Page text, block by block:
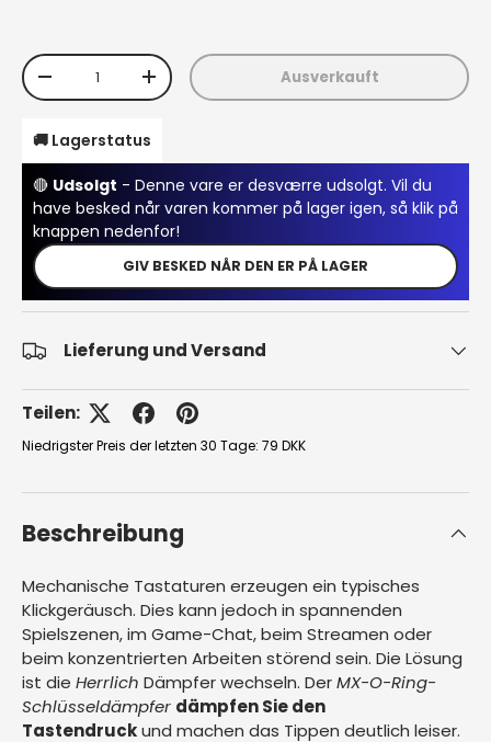
Anzahl
Menge verringernMenge erhöhen Ausverkauft
🚚 Lagerstatus
🔴 Udsolgt - Denne vare er desværre udsolgt. Vil du
have besked når varen kommer på lager igen, så klik på
knappen nedenfor!
GIV BESKED NÅR DEN ER PÅ LAGER
Lieferung und Versand
Teilen:
Niedrigster Preis der letzten 30 Tage: 79 DKK
Beschreibung
Mechanische Tastaturen erzeugen ein typisches
Klickgeräusch. Dies kann jedoch in spannenden
Spielszenen, im Game-Chat, beim Streamen oder
beim konzentrierten Arbeiten störend sein. Die Lösung
ist die Herrlich Dämpfer wechseln. DerMX-O-Ring-
Schlüsseldämpfer dämpfen Sie den
Tastendruckund machen das Tippen deutlich leiser.